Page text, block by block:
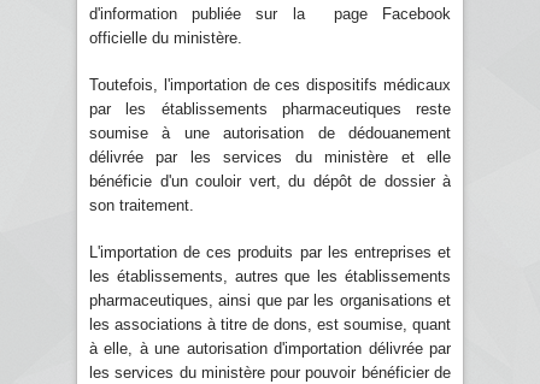
d'information publiée sur la page Facebook
officielle du ministère.
Toutefois, l'importation de ces dispositifs médicaux
par les établissements pharmaceutiques reste
soumise à une autorisation de dédouanement
délivrée par les services du ministère et elle
bénéficie d'un couloir vert, du dépôt de dossier à
son traitement.
L'importation de ces produits par les entreprises et
les établissements, autres que les établissements
pharmaceutiques, ainsi que par les organisations et
les associations à titre de dons, est soumise, quant
à elle, à une autorisation d'importation délivrée par
les services du ministère pour pouvoir bénéficier de